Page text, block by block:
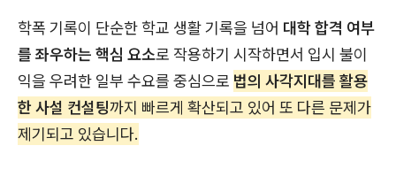
학폭 기록이 단순한 학교 생활 기록을 넘어 대학 합격 여부
를 좌우하는 핵심 요소로 작용하기 시작하면서 입시 불이
익을 우려한 일부 수요를 중심으로 법의 사각지대를 활용
한 사설 컨설팅까지 빠르게 확산되고 있어 또 다른 문제가
제기되고 있습니다.